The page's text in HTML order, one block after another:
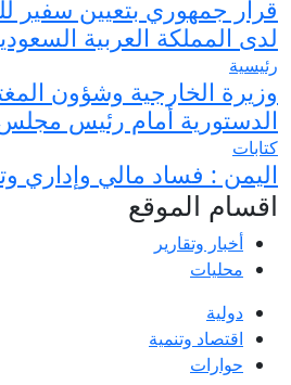
قرار جمهوري بتعيين سفير
لدى المملكة العربية
رئيسية
وزيرة الخارجية وشؤون
الدستورية أمام رئيس مجلس
كتابات
اليمن : فساد مالي وإداري
اقسام الموقع
أخبار وتقارير
محليات
دولية
اقتصاد وتنمية
حوارات